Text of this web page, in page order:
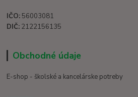
IČO: 56003081
DIČ: 2122156135
Obchodné údaje
E-shop - školské a kancelárske potreby